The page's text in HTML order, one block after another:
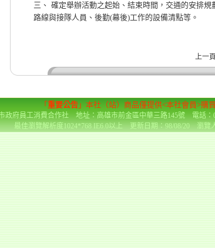
三、 確定舉辦活動之起始、結束時間，交通的安排
路線與接隊人員、後勤(幕後)工作的設備清點等。
上一頁
「 重要公告」本社（站）商品僅提供<本社會員>購
政府員工消費合作社 地址：高雄市前金區中華三路145號 電話：
最佳瀏覽解析度1024*768 IE6.0以上 更新日期：98/08/20 瀏覽